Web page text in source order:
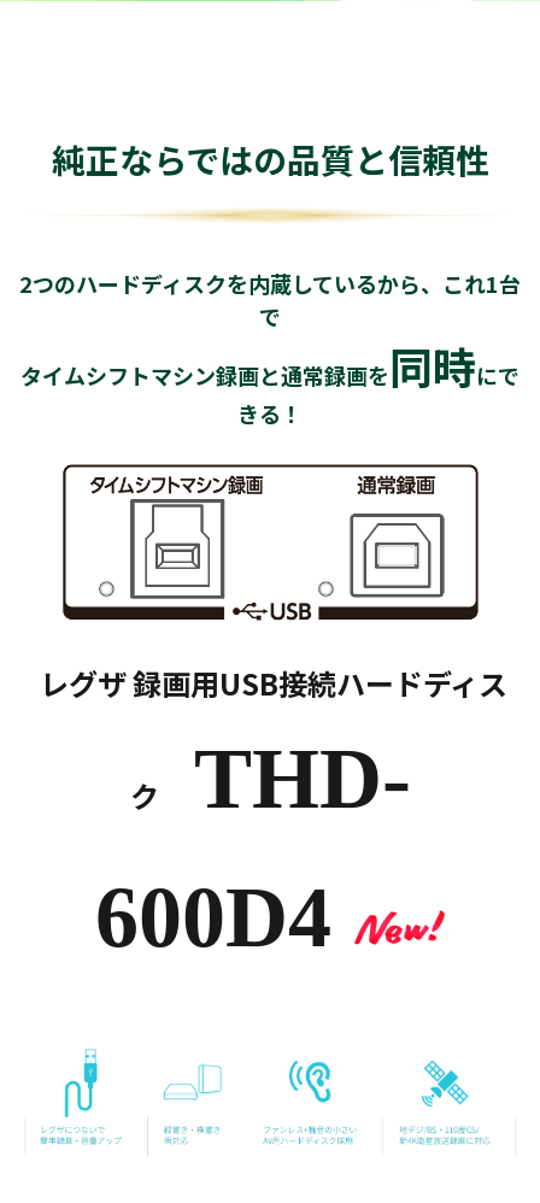
純正ならではの品質と信頼性
2つのハードディスクを内蔵しているから、これ1台
で
タイムシフトマシン録画と通常録画を同時にで
きる！
レグザ 録画用USB接続ハードディス
ク THD-
600D4